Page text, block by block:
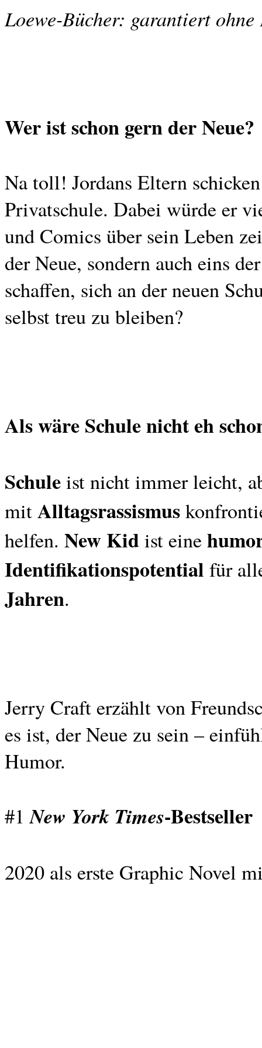
Loewe-Bücher: garantiert
Wer ist schon gern der Neue?
Na toll! Jordans Eltern
Privatschule. Dabei würde er
und Comics über sein Leben
der Neue, sondern auch eins
schaffen, sich an der neuen
selbst treu zu bleiben?
Als wäre Schule nicht eh
Schuleist nicht immer leicht,
mitAlltagsrassismus
helfen. New Kidist eine
Identifikationspotential für
Jahren.
Jerry Craft erzählt von
es ist, der Neue zu sein –
Humor.
#1New York Times-Bestseller
2020 als erste Graphic Novel